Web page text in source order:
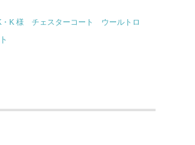
・K 様 チェスターコート ウールトロ